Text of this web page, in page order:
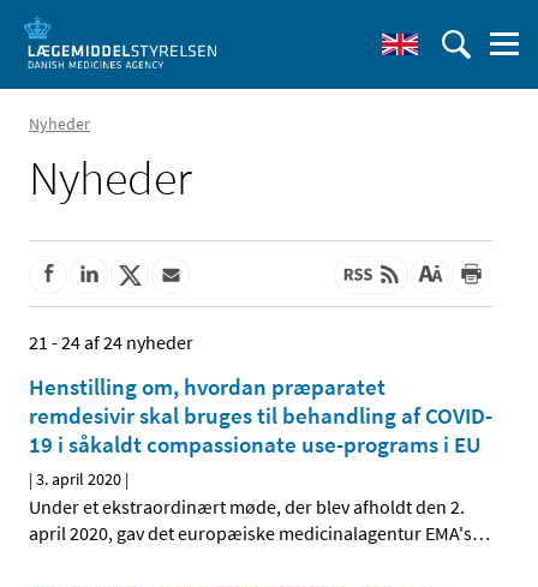
Nyheder
Nyheder
21 - 24 af 24 nyheder
Henstilling om, hvordan præparatet
remdesivir skal bruges til behandling af COVID-
19 i såkaldt compassionate use-programs i EU
|3. april 2020 |
Under et ekstraordinært møde, der blev afholdt den 2.
april 2020, gav det europæiske medicinalagentur EMA's…